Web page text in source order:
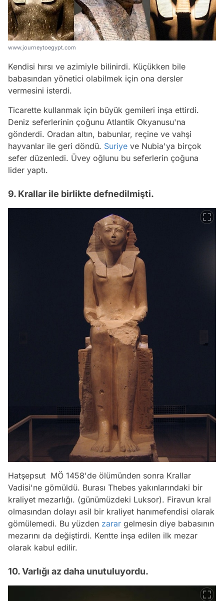
www.journeytoegypt.com
Kendisi hırsı ve azimiyle bilinirdi. Küçükken bile
babasından yönetici olabilmek için ona dersler
vermesini isterdi.
Ticarette kullanmak için büyük gemileri inşa ettirdi.
Deniz seferlerinin çoğunu Atlantik Okyanusu'na
gönderdi. Oradan altın, babunlar, reçine ve vahşi
hayvanlar ile geri döndü. Suriye ve Nubia'ya birçok
sefer düzenledi. Üvey oğlunu bu seferlerin çoğuna
lider yaptı.
9. Krallar ile birlikte defnedilmişti.
Hatşepsut MÖ 1458'de ölümünden sonra Krallar
Vadisi'ne gömüldü. Burası Thebes yakınlarındaki bir
kraliyet mezarlığı. (günümüzdeki Luksor). Firavun kral
olmasından dolayı asil bir kraliyet hanımefendisi olarak
gömülemedi. Bu yüzden zarar gelmesin diye babasının
mezarını da değiştirdi. Kentte inşa edilen ilk mezar
olarak kabul edilir.
10. Varlığı az daha unutuluyordu.